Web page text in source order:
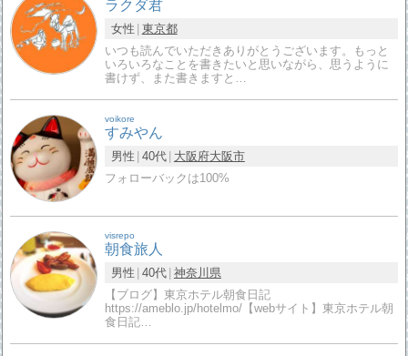
ラクダ君
女性 東京都
いつも読んでいただきありがとうございます。もっと
いろいろなことを書きたいと思いながら、思うように
書けず、また書きますと…
voikore
すみやん
男性 40代 大阪府大阪市
フォローバックは100%
visrepo
朝食旅人
男性 40代 神奈川県
【ブログ】東京ホテル朝食日記
https://ameblo.jp/hotelmo/【webサイト】東京ホテル朝
食日記…